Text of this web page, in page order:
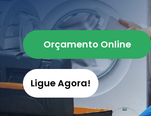
Orçamento Online
Ligue Agora!